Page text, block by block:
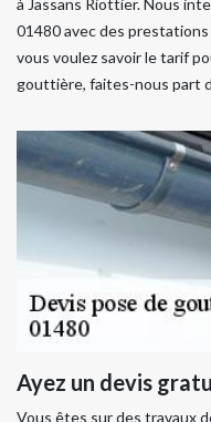
à Jassans Riottier. Nous
01480 avec des
vous voulez savoir le tarif
gouttière, faites-nous part
Ayez un devis
Vous êtes sur des travaux